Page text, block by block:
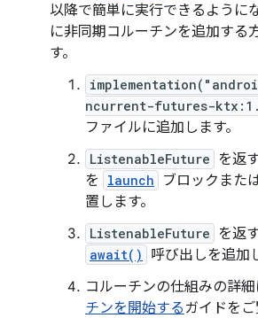
以降で簡単に実行できるように
に非同期コルーチンを追加する
す。
ncurrent-futures-
ファイルに追加します。
ListenableFuture を返
を
launch ブロックまた
置します。
ListenableFuture を返
await()
呼び出しを追加
コルーチンの仕組みの詳細
チンを開始する ガイドをご